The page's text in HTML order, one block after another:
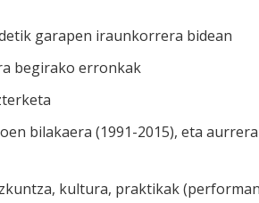
garapen iraunkorrera bidean
begirako erronkak
bilakaera (1991-2015), eta
kultura, praktikak